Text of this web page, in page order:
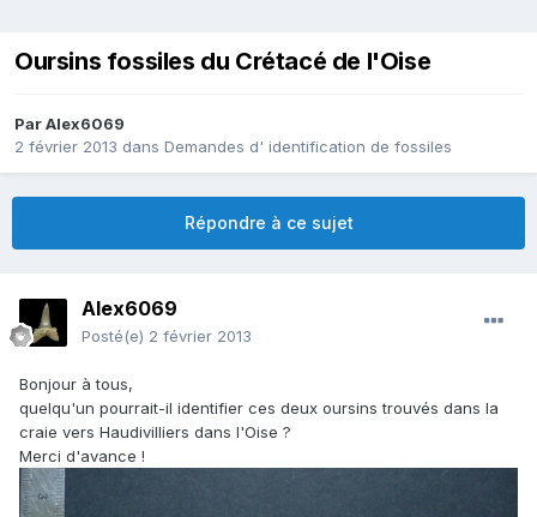
Oursins fossiles du Crétacé de l'Oise
ParAlex6069
2 février 2013 dans Demandes d' identification de fossiles
Répondre à ce sujet
Alex6069
Posté(e) 2 février 2013
Bonjour à tous,
quelqu'un pourrait-il identifier ces deux oursins trouvés dans la
craie vers Haudivilliers dans l'Oise ?
Merci d'avance !